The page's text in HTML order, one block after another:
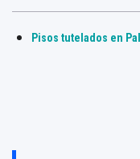
Pisos tutelados en